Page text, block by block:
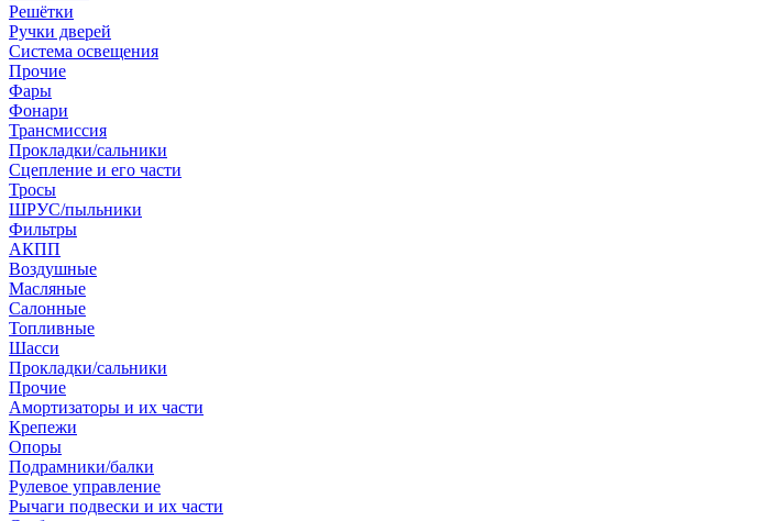
Решётки
Ручки дверей
Система освещения
Прочие
Фары
Фонари
Трансмиссия
Прокладки/сальники
Сцепление и его части
Тросы
ШРУС/пыльники
Фильтры
АКПП
Воздушные
Масляные
Салонные
Топливные
Шасси
Прокладки/сальники
Прочие
Амортизаторы и их части
Крепежи
Опоры
Подрамники/балки
Рулевое управление
Рычаги подвески и их части